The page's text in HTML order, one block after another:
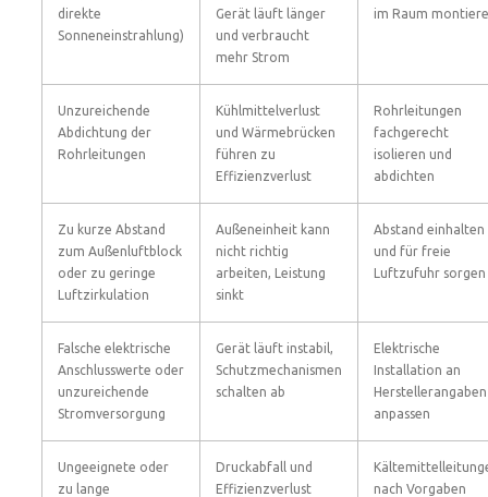
direkte
Sonneneinstrahlung)
Gerät läuft länger
und verbraucht
mehr Strom
im Raum
Unzureichende
Abdichtung der
Rohrleitungen
Kühlmittelverlust
und Wärmebrücken
führen zu
Effizienzverlust
Rohrleitungen
fachgerecht
isolieren und
abdichten
Zu kurze Abstand
zum Außenluftblock
oder zu geringe
Luftzirkulation
Außeneinheit kann
nicht richtig
arbeiten, Leistung
sinkt
Abstand einhalten
und für freie
Luftzufuhr sorgen
Falsche elektrische
Anschlusswerte oder
unzureichende
Stromversorgung
Gerät läuft instabil,
Schutzmechanismen
schalten ab
Elektrische
Installation an
Herstellerangaben
anpassen
Ungeeignete oder
zu lange
Druckabfall und
Effizienzverlust
nach Vorgaben